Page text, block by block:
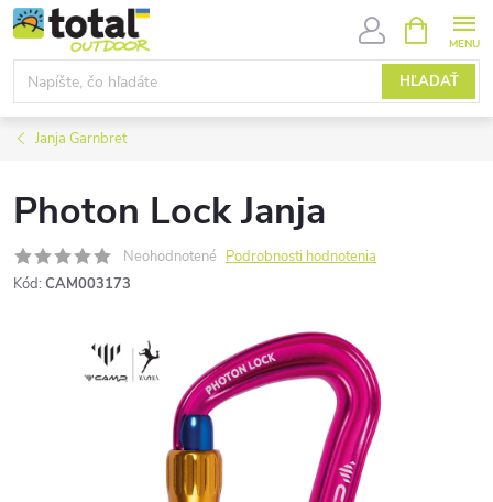
Prejsť
na
obsah
HĽADAŤ
KOŠÍK
Janja Garnbret
Photon Lock Janja
Neohodnotené Podrobnosti hodnotenia
Kód: CAM003173